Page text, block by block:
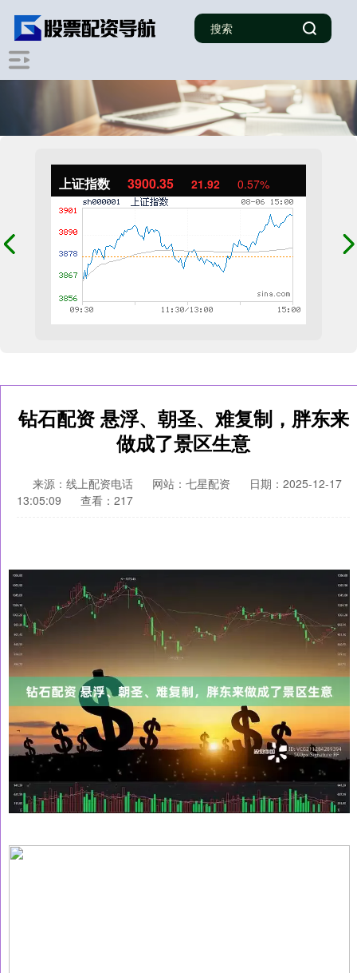
上证指数 3900.35 21.92 0.57%
钻石配资 悬浮、朝圣、难复制，胖东来
做成了景区生意
来源：线上配资电话 网站：七星配资
日期：2025-12-17
13:05:09
查看：217